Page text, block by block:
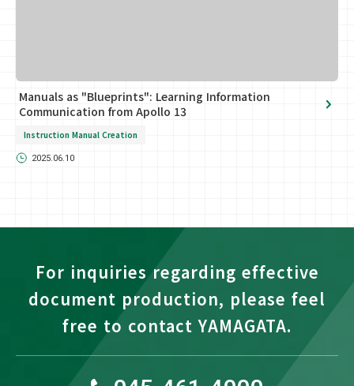
Manuals as "Blueprints": Learning Information
Communication from Apollo 13
Instruction Manual Creation
2025.06.10
For inquiries regarding effective
document production, please feel
free to contact YAMAGATA.